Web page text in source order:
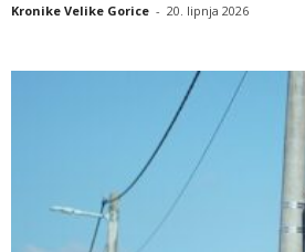
Kronike Velike Gorice - 20. lipnja 2026